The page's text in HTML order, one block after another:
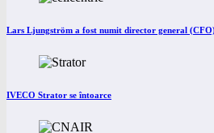
Lars Ljungström a fost numit director general
IVECO Strator se întoarce